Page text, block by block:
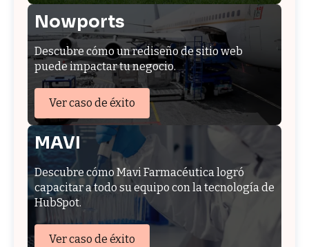
Nowports
Descubre cómo un rediseño de sitio web
puede impactar tu negocio.
Ver caso de éxito
MAVI
Descubre cómo Mavi Farmacéutica logró
capacitar a todo su equipo con la tecnología de
HubSpot.
Ver caso de éxito